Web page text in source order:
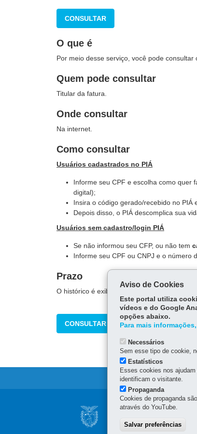
CONSULTAR
O que é
Por meio desse serviço, você pode
Quem pode consultar
Titular da fatura.
Onde consultar
Na internet.
Como consultar
Usuários cadastrados no PIÁ
Informe seu CPF e escolha como quer
digital);
Insira o código gerado/recebido no PIÁ
Depois disso, o PIÁ descomplica sua
Usuários sem cadastro/login PIÁ
Se não informou seu CFP, ou não tem
Informe seu CPF ou CNPJ e o número
Prazo
O histórico é exibido na hora. Em caso de
CONSULTAR
Navegação
principal
SGDES
Aviso de Cookies
Este portal utiliza
vídeos e do Google
opções abaixo.
Para mais
Necessários
Sem esse tipo de cookie,
Estatísticos
Esses cookies nos
identificam o visitante.
Propaganda
Cookies de propaganda
através do YouTube.
Salvar preferências